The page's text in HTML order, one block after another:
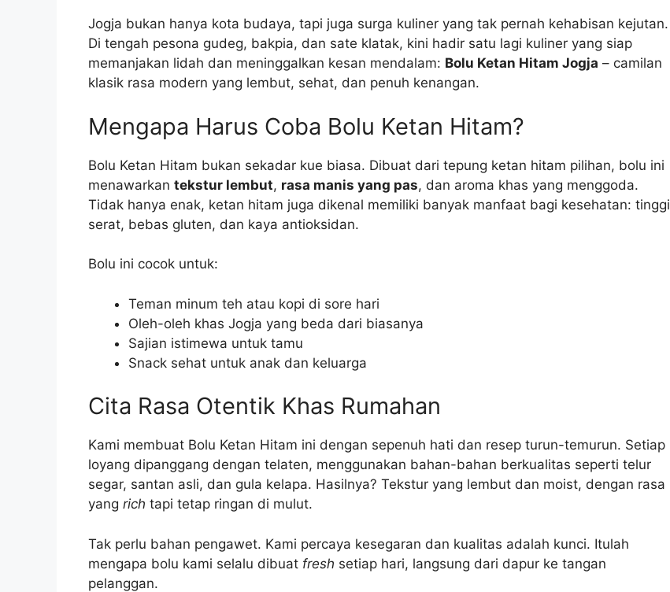
Jogja bukan hanya kota budaya, tapi juga surga kuliner yang tak pernah kehabisan kejutan.
Di tengah pesona gudeg, bakpia, dan sate klatak, kini hadir satu lagi kuliner yang siap
memanjakan lidah dan meninggalkan kesan mendalam: Bolu Ketan Hitam Jogja – camilan
klasik rasa modern yang lembut, sehat, dan penuh kenangan.
Mengapa Harus Coba Bolu Ketan Hitam?
Bolu Ketan Hitam bukan sekadar kue biasa. Dibuat dari tepung ketan hitam pilihan, bolu ini
menawarkan tekstur lembut, rasa manis yang pas, dan aroma khas yang menggoda.
Tidak hanya enak, ketan hitam juga dikenal memiliki banyak manfaat bagi kesehatan: tinggi
serat, bebas gluten, dan kaya antioksidan.
Bolu ini cocok untuk:
Teman minum teh atau kopi di sore hari
Oleh-oleh khas Jogja yang beda dari biasanya
Sajian istimewa untuk tamu
Snack sehat untuk anak dan keluarga
Cita Rasa Otentik Khas Rumahan
Kami membuat Bolu Ketan Hitam ini dengan sepenuh hati dan resep turun-temurun. Setiap
loyang dipanggang dengan telaten, menggunakan bahan-bahan berkualitas seperti telur
segar, santan asli, dan gula kelapa. Hasilnya? Tekstur yang lembut dan moist, dengan rasa
yang rich tapi tetap ringan di mulut.
Tak perlu bahan pengawet. Kami percaya kesegaran dan kualitas adalah kunci. Itulah
mengapa bolu kami selalu dibuat fresh setiap hari, langsung dari dapur ke tangan
pelanggan.